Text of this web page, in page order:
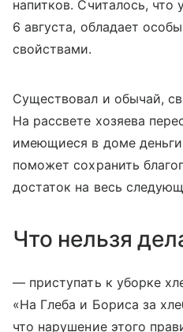
напитков. Считалось,
6 августа, обладает
свойствами.
Существовал и обычай,
На рассвете хозяева
имеющиеся в доме
поможет сохранить
достаток на весь
Что нельзя
— приступать к уборке
«На Глеба и Бориса за
что нарушение этого